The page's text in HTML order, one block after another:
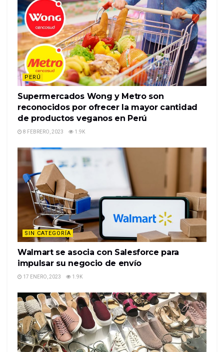
PERÚ
Supermercados Wong y Metro son
reconocidos por ofrecer la mayor cantidad
de productos veganos en Perú
8 FEBRERO, 2023 1.9K
SIN CATEGORÍA
Walmart se asocia con Salesforce para
impulsar su negocio de envío
17 ENERO, 2023 1.9K